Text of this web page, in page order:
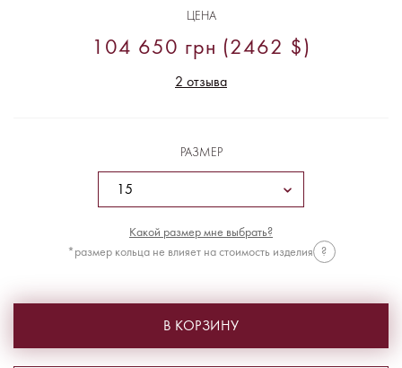
ЦЕНА
104 650 грн (2462 $)
2 отзыва
РАЗМЕР
Какой размер мне выбрать?
*размер кольца не влияет на стоимость изделия
?
В КОРЗИНУ